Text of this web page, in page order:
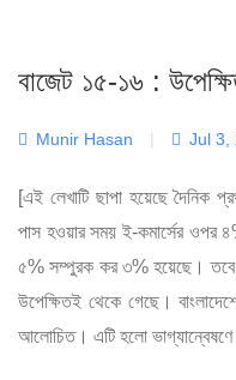
বাজেট ১৫-১৬ :
Munir Hasan | Jul 3,
[এই লেখাটি ছাপা হয়েছে
পাস হওয়ার সময় ই-কমার্সের ওপর
৫% সম্পুরক কর ৩% হয়েছে। তবে
উপেক্ষিতই থেকে গেছে।
আলোচিত। এটি হলো ভাগ্যান্বেষণে